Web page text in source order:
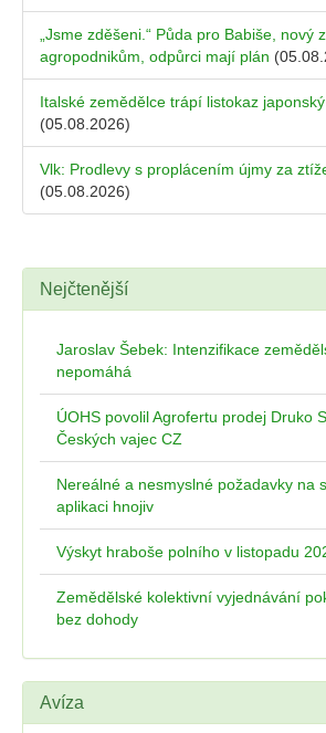
„Jsme zděšeni.“ Půda pro Babiše, nový
agropodnikům, odpůrci mají plán
Italské zemědělce trápí listokaz
(05.08.2026)
Vlk: Prodlevy s proplácením újmy za
(05.08.2026)
Nejčtenější
Jaroslav Šebek: Intenzifikace
nepomáhá
ÚOHS povolil Agrofertu prodej Druko
Českých vajec CZ
Nereálné a nesmyslné požadavky na
aplikaci hnojiv
Výskyt hraboše polního v listopadu
Zemědělské kolektivní vyjednávání
bez dohody
Avíza